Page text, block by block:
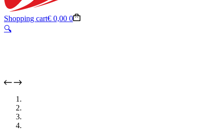
Shopping cart€ 0,00 0
🔍